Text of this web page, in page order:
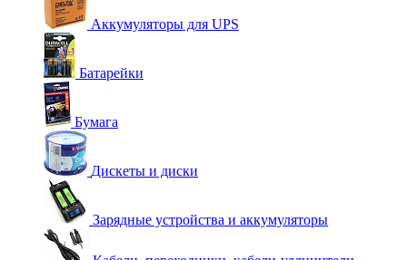
Аккумуляторы для UPS
Батарейки
Бумага
Дискеты и диски
Зарядные устройства и аккумуляторы